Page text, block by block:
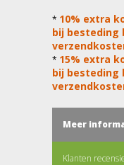
* 10% extra
bij besteding
* 15% extra
bij besteding
Meer
Klanten